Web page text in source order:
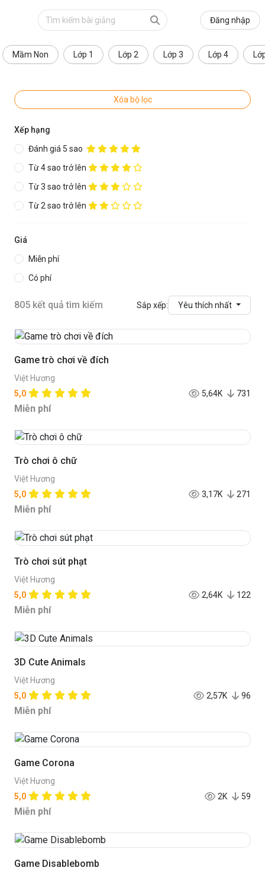
Đăng nhập
Mầm Non Lớp 1 Lớp 2 Lớp 3 Lớp 4
Xóa bộ lọc
Xếp hạng
Đánh giá 5 sao
Từ 4 sao trở lên
Từ 3 sao trở lên
Từ 2 sao trở lên
Giá
Miễn phí
Có phí
805 kết quả tìm kiếm Sắp xếp: Yêu thích nhất
Game trò chơi về đích
Việt Hương
5,0
5,64K 731
Miễn phí
Trò chơi ô chữ
Việt Hương
5,0
3,17K 271
Miễn phí
Trò chơi sút phạt
Việt Hương
5,0
2,64K 122
Miễn phí
3D Cute Animals
Việt Hương
5,0
2,57K 96
Miễn phí
Game Corona
Việt Hương
5,0
2K 59
Miễn phí
Game Disablebomb